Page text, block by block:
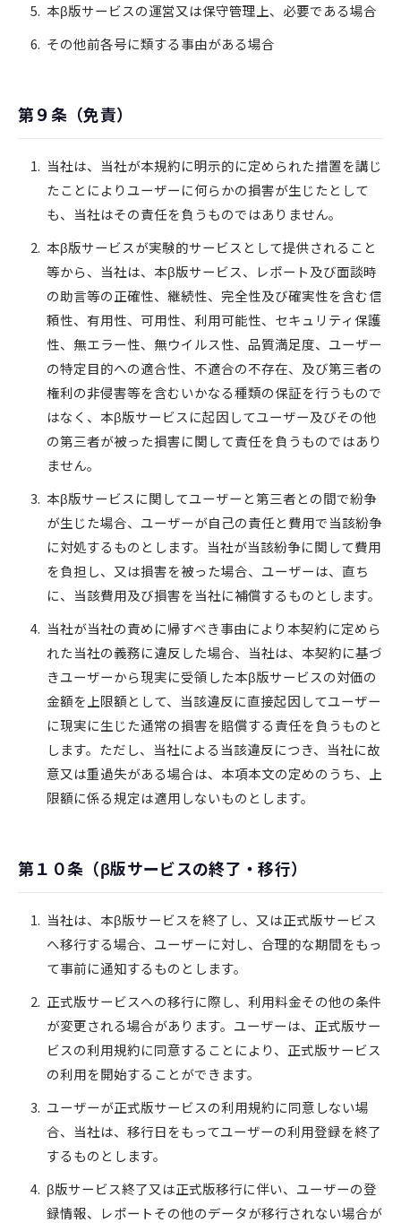
本β版サービスの運営又は保守管理上、必要である場合
その他前各号に類する事由がある場合
第９条（免責）
当社は、当社が本規約に明示的に定められた措置を講じ
たことによりユーザーに何らかの損害が生じたとして
も、当社はその責任を負うものではありません。
本β版サービスが実験的サービスとして提供されること
等から、当社は、本β版サービス、レポート及び面談時
の助言等の正確性、継続性、完全性及び確実性を含む信
頼性、有用性、可用性、利用可能性、セキュリティ保護
性、無エラー性、無ウイルス性、品質満足度、ユーザー
の特定目的への適合性、不適合の不存在、及び第三者の
権利の非侵害等を含むいかなる種類の保証を行うもので
はなく、本β版サービスに起因してユーザー及びその他
の第三者が被った損害に関して責任を負うものではあり
ません。
本β版サービスに関してユーザーと第三者との間で紛争
が生じた場合、ユーザーが自己の責任と費用で当該紛争
に対処するものとします。当社が当該紛争に関して費用
を負担し、又は損害を被った場合、ユーザーは、直ち
に、当該費用及び損害を当社に補償するものとします。
当社が当社の責めに帰すべき事由により本契約に定めら
れた当社の義務に違反した場合、当社は、本契約に基づ
きユーザーから現実に受領した本β版サービスの対価の
金額を上限額として、当該違反に直接起因してユーザー
に現実に生じた通常の損害を賠償する責任を負うものと
します。ただし、当社による当該違反につき、当社に故
意又は重過失がある場合は、本項本文の定めのうち、上
限額に係る規定は適用しないものとします。
第１０条（β版サービスの終了・移行）
当社は、本β版サービスを終了し、又は正式版サービス
へ移行する場合、ユーザーに対し、合理的な期間をもっ
て事前に通知するものとします。
正式版サービスへの移行に際し、利用料金その他の条件
が変更される場合があります。ユーザーは、正式版サー
ビスの利用規約に同意することにより、正式版サービス
の利用を開始することができます。
ユーザーが正式版サービスの利用規約に同意しない場
合、当社は、移行日をもってユーザーの利用登録を終了
するものとします。
β版サービス終了又は正式版移行に伴い、ユーザーの登
録情報、レポートその他のデータが移行されない場合が